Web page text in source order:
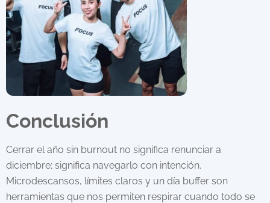
Conclusión
Cerrar el año sin burnout no significa renunciar a
diciembre; significa navegarlo con intención.
Microdescansos, límites claros y un día buffer son
herramientas que nos permiten respirar cuando todo se